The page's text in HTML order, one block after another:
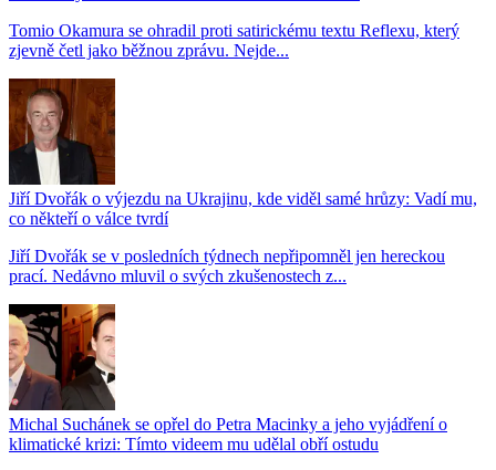
Tomio Okamura se ohradil proti satirickému textu Reflexu, který
zjevně četl jako běžnou zprávu. Nejde...
Jiří Dvořák o výjezdu na Ukrajinu, kde viděl samé hrůzy: Vadí mu,
co někteří o válce tvrdí
Jiří Dvořák se v posledních týdnech nepřipomněl jen hereckou
prací. Nedávno mluvil o svých zkušenostech z...
Michal Suchánek se opřel do Petra Macinky a jeho vyjádření o
klimatické krizi: Tímto videem mu udělal obří ostudu